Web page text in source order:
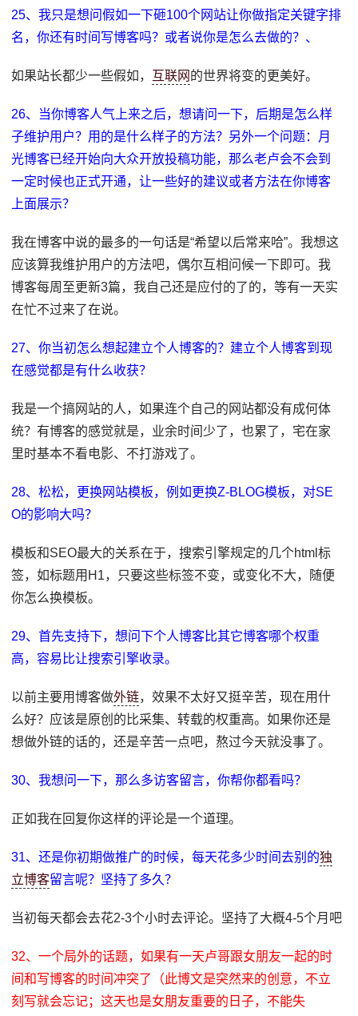
25、我只是想问假如一下砸100个网站让你做指定关键字排
名，你还有时间写博客吗？或者说你是怎么去做的？、
如果站长都少一些假如， 互联网 的世界将变的更美好。
26、当你博客人气上来之后，想请问一下，后期是怎么样
子维护用户？用的是什么样子的方法？另外一个问题：月
光博客已经开始向大众开放投稿功能，那么老卢会不会到
一定时候也正式开通，让一些好的建议或者方法在你博客
上面展示？
我在博客中说的最多的一句话是“希望以后常来哈”。我想这
应该算我维护用户的方法吧，偶尔互相问候一下即可。我
博客每周至更新3篇，我自己还是应付的了的，等有一天实
在忙不过来了在说。
27、你当初怎么想起建立个人博客的？建立个人博客到现
在感觉都是有什么收获？
我是一个搞网站的人，如果连个自己的网站都没有成何体
统？有博客的感觉就是，业余时间少了，也累了，宅在家
里时基本不看电影、不打游戏了。
28、松松，更换网站模板，例如更换Z-BLOG模板，对SE
O的影响大吗？
模板和SEO最大的关系在于，搜索引擎规定的几个html标
签，如标题用H1，只要这些标签不变，或变化不大，随便
你怎么换模板。
29、首先支持下，想问下个人博客比其它博客哪个权重
高，容易比让搜索引擎收录。
以前主要用博客做外链，效果不太好又挺辛苦，现在用什
么好？应该是原创的比采集、转载的权重高。如果你还是
想做外链的话的，还是辛苦一点吧，熬过今天就没事了。
30、我想问一下，那么多访客留言，你帮你都看吗？
正如我在回复你这样的评论是一个道理。
31、还是你初期做推广的时候，每天花多少时间去别的独
立博客留言呢？坚持了多久？
当初每天都会去花2-3个小时去评论。坚持了大概4-5个月吧
32、一个局外的话题，如果有一天卢哥跟女朋友一起的时
间和写博客的时间冲突了（此博文是突然来的创意，不立
刻写就会忘记；这天也是女朋友重要的日子，不能失